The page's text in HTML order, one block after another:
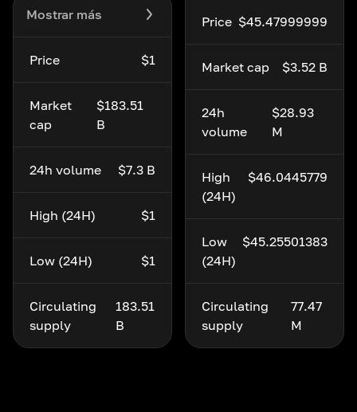
Mostrar más
Price $1
Market
cap
$183.51
B
24h volume $7.3 B
High (24H) $1
Low (24H) $1
Circulating
supply
183.51
B
Price $45.47999999
Market cap $3.52 B
24h
volume
$28.93
M
High
(24H)
$46.0445779
Low
(24H)
$45.25501383
Circulating
supply
77.47
M